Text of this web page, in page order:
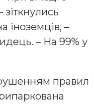
зіткнулись
іноземців, –
– На 99% у
правил